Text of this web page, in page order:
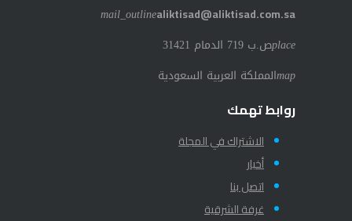
mail_outlinealiktisad@aliktisad.com.sa
placeص.ب 719 الدمام 31421
mapالمملكة العربية السعودية
روابط تهمك
الاشتراك في المجلة
أخبار
اتصل بنا
غرفة الشرقية